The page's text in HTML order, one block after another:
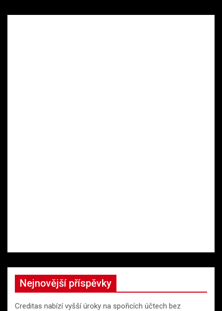
Nejnovější příspěvky
Creditas nabízí vyšší úroky na spořicích účtech bez